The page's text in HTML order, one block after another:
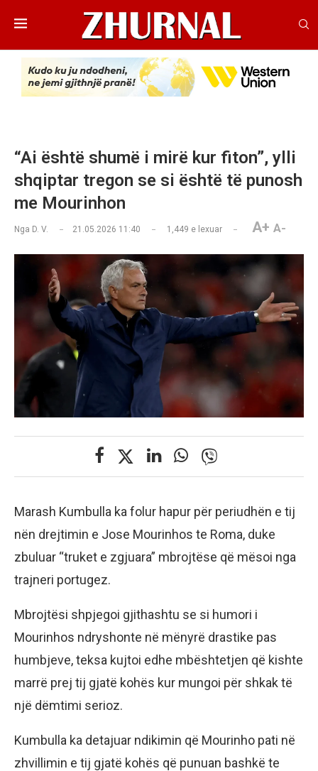
“Ai është shumë i mirë kur fiton”, ylli
shqiptar tregon se si është të punosh
me Mourinhon
Nga D. V. 21.05.2026 11:40 1,449 e lexuar A+ A-
Marash Kumbulla ka folur hapur për periudhën e tij
nën drejtimin e Jose Mourinhos te Roma, duke
zbuluar “truket e zgjuara” mbrojtëse që mësoi nga
trajneri portugez.
Mbrojtësi shpjegoi gjithashtu se si humori i
Mourinhos ndryshonte në mënyrë drastike pas
humbjeve, teksa kujtoi edhe mbështetjen që kishte
marrë prej tij gjatë kohës kur mungoi për shkak të
një dëmtimi serioz.
Kumbulla ka detajuar ndikimin që Mourinho pati në
zhvillimin e tij gjatë kohës që punuan bashkë te